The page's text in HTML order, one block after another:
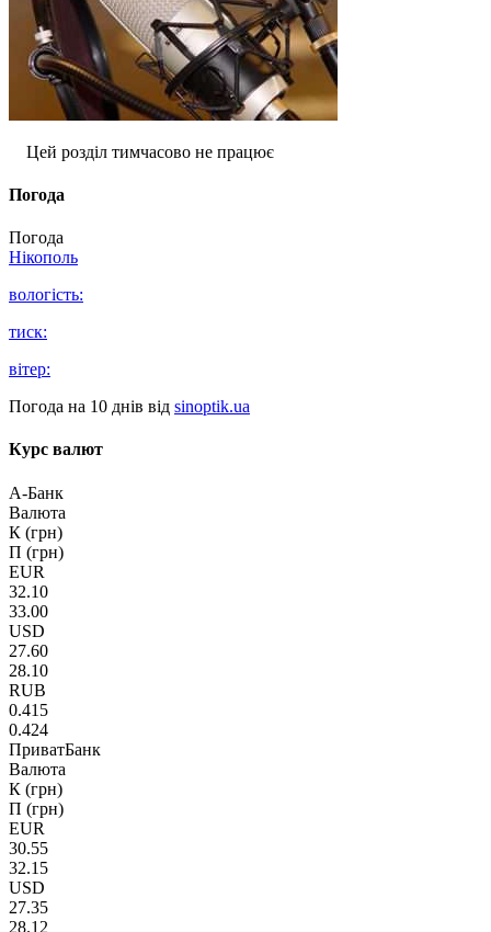
Цей розділ тимчасово не працює
Погода
Погода
Нікополь
вологість:
тиск:
вітер:
Погода на 10 днів від sinoptik.ua
Курс валют
А-Банк
Валюта
К (грн)
П (грн)
EUR
32.10
33.00
USD
27.60
28.10
RUB
0.415
0.424
ПриватБанк
Валюта
К (грн)
П (грн)
EUR
30.55
32.15
USD
27.35
28.12